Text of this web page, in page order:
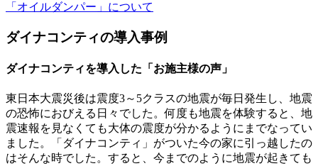
「オイルダンパー」について
ダイナコンティの導入事例
ダイナコンティを導入した「お施主様の声」
東日本大震災後は震度3～5クラスの地震が毎日発生し、地震
の恐怖におびえる日々でした。何度も地震を体験すると、地
震速報を見なくても大体の震度が分かるようにまでなってい
ました。「ダイナコンティ」がついた今の家に引っ越したの
はそんな時でした。すると、今までのように地震が起きても